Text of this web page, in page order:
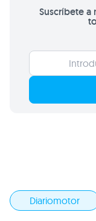
Suscríbete a
Diariomotor